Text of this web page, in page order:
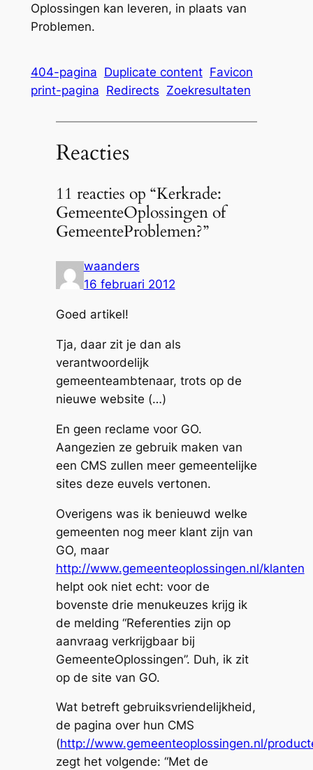
Oplossingen kan leveren, in plaats van
Problemen.
404-pagina Duplicate content Favicon
print-pagina Redirects Zoekresultaten
Reacties
11 reacties op “Kerkrade:
GemeenteOplossingen of
GemeenteProblemen?”
waanders
16 februari 2012
Goed artikel!
Tja, daar zit je dan als
verantwoordelijk
gemeenteambtenaar, trots op de
nieuwe website (…)
En geen reclame voor GO.
Aangezien ze gebruik maken van
een CMS zullen meer gemeentelijke
sites deze euvels vertonen.
Overigens was ik benieuwd welke
gemeenten nog meer klant zijn van
GO, maar
http://www.gemeenteoplossingen.nl/klanten
helpt ook niet echt: voor de
bovenste drie menukeuzes krijg ik
de melding “Referenties zijn op
aanvraag verkrijgbaar bij
GemeenteOplossingen”. Duh, ik zit
op de site van GO.
Wat betreft gebruiksvriendelijkheid,
de pagina over hun CMS
(http://www.gemeenteoplossingen.nl/
zegt het volgende: “Met de